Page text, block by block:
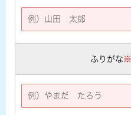
ふりがな ※